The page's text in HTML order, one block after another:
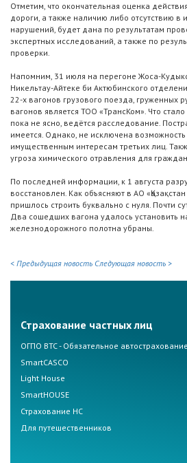
Отметим, что окончательная оценка
дороги, а также наличию либо отсутствию в
нарушений, будет дана по результатам
экспертных исследований, а также по
проверки.
Напомним, 31 июля на перегоне Жоса-
Никельтау-Айтеке би Актюбинского
22-х вагонов грузового поезда, груженных
вагонов является ТОО «ТрансКом». Что
пока не ясно, ведётся расследование.
имеется. Однако, не исключена
имущественным интересам третьих лиц.
угроза химического отравления для
По последней информации, к 1 августа
восстановлен. Как объясняют в АО
пришлось строить буквально с нуля. Почти
Два сошедших вагона удалось установить
железнодорожного полотна убраны.
< Предыдущая новость Следующая новость >
Страхование частных лиц
ОГПО ВТС - Обязательное автострахование
SmartCASCO
Light House
SmartHOUSE
Страхование НС
Для путешественников